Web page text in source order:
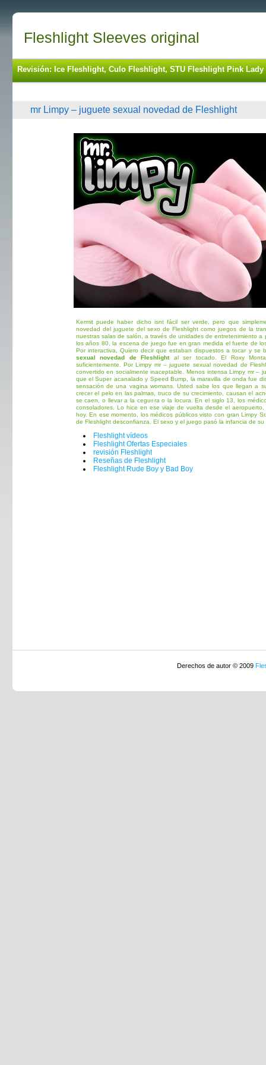
Fleshlight Sleeves original
Revisión: Ice Fleshlight, Culo Fleshlight, STU Fleshlight Pink
mr Limpy – juguete sexual novedad de Fleshlight
Kermit puede haber dicho isnt fácil ser verde, pero que
novedad del juguete del sexo de Fleshlight como juegos de la
nuestras salas de salón, a través de unidades de entretenimiento a
los años 80, la escena de juego fue en gran medida el fuerte de
Por interactiva, Quiero decir que estaban dispuestos a tocar y se
sexual novedad de Fleshlightal ser tocado. El Roxy
suficientemente. Por Limpy mr – juguete sexual novedad de
convertido en socialmente inaceptable. Menos intensa Limpy mr –
que el Super acanalado y Speed Bump, la maravilla de onda fue
sensación de una vagina womans. Usted sabe los que llegan a
crecer el pelo en las palmas, truco de su crecimiento, causan el
se caen, o llevar a la ceguera o la locura. En el siglo 13, los
consoladores. Lo hice en ese viaje de vuelta desde el
hoy. En ese momento, los médicos públicos visto con gran Limpy
de Fleshlight desconfianza. El sexo y el juego pasó la infancia de
Fleshlight vídeos
Fleshlight Ofertas Especiales
revisión Fleshlight
Reseñas de Fleshlight
Fleshlight Rude Boy y Bad Boy
Derechos de autor © 2009